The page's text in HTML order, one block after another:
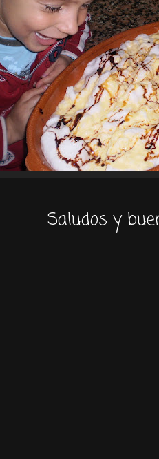
Saludos y